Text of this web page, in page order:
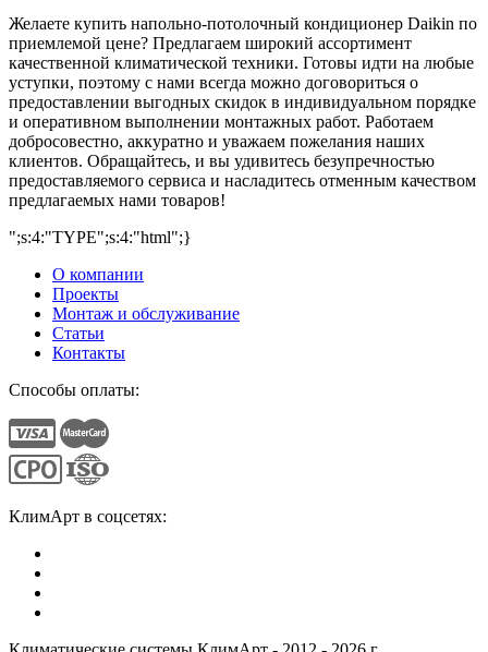
Желаете купить напольно-потолочный кондиционер Daikin по
приемлемой цене? Предлагаем широкий ассортимент
качественной климатической техники. Готовы идти на любые
уступки, поэтому с нами всегда можно договориться о
предоставлении выгодных скидок в индивидуальном порядке
и оперативном выполнении монтажных работ. Работаем
добросовестно, аккуратно и уважаем пожелания наших
клиентов. Обращайтесь, и вы удивитесь безупречностью
предоставляемого сервиса и насладитесь отменным качеством
предлагаемых нами товаров!
";s:4:"TYPE";s:4:"html";}
О компании
Проекты
Монтаж и обслуживание
Статьи
Контакты
Способы оплаты:
КлимАрт в соцсетях: